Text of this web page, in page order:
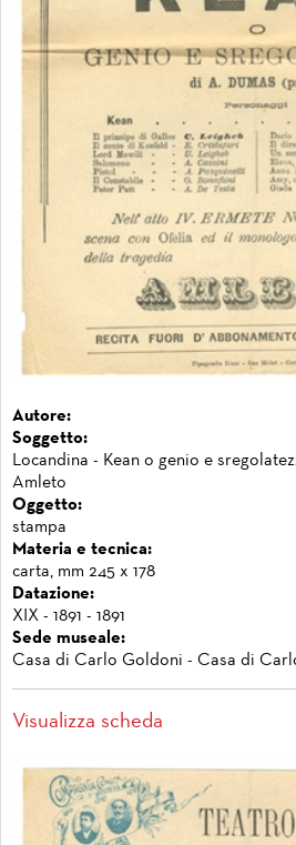
Autore:
Soggetto:
Locandina - Kean o genio e
Amleto
Oggetto:
stampa
Materia e tecnica:
carta, mm 245 x 178
Datazione:
XIX - 1891 - 1891
Sede museale:
Casa di Carlo Goldoni - Casa di
Visualizza scheda